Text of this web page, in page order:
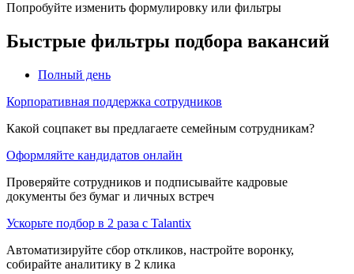
Попробуйте изменить формулировку или фильтры
Быстрые фильтры подбора вакансий
Полный день
Корпоративная поддержка сотрудников
Какой соцпакет вы предлагаете семейным сотрудникам?
Оформляйте кандидатов онлайн
Проверяйте сотрудников и подписывайте кадровые
документы без бумаг и личных встреч
Ускорьте подбор в 2 раза с Talantix
Автоматизируйте сбор откликов, настройте воронку,
собирайте аналитику в 2 клика